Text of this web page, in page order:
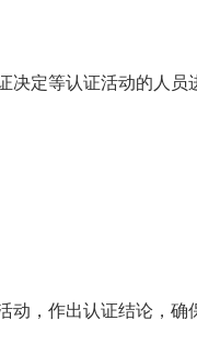
定等认证活动的人员
，作出认证结论，